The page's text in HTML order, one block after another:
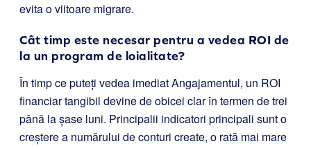
evita o viitoare migrare.
Cât timp este necesar pentru a vedea ROI de
la un program de loialitate?
În timp ce puteți vedea imediat Angajamentul, un ROI
financiar tangibil devine de obicei clar în termen de trei
până la șase luni. Principalii indicatori principali sunt o
creștere a numărului de conturi create, o rată mai mare